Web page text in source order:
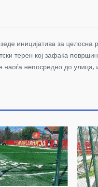
иницијатива за целосна
терен кој зафаќа
наоѓа непосредно до